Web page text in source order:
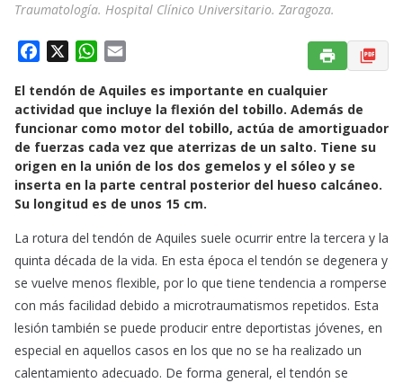
Traumatología. Hospital Clínico Universitario. Zaragoza.
c
e
b
o
o
k
W
a
t
s
A
p
p
a
i
l
El tendón de Aquiles es importante en cualquier
actividad que incluye la flexión del tobillo. Además de
funcionar como motor del tobillo, actúa de amortiguador
de fuerzas cada vez que aterrizas de un salto. Tiene su
origen en la unión de los dos gemelos y el sóleo y se
inserta en la parte central posterior del hueso calcáneo.
Su longitud es de unos 15 cm.
La rotura del tendón de Aquiles suele ocurrir entre la tercera y la
quinta década de la vida. En esta época el tendón se degenera y
se vuelve menos flexible, por lo que tiene tendencia a romperse
con más facilidad debido a microtraumatismos repetidos. Esta
lesión también se puede producir entre deportistas jóvenes, en
especial en aquellos casos en los que no se ha realizado un
calentamiento adecuado. De forma general, el tendón se